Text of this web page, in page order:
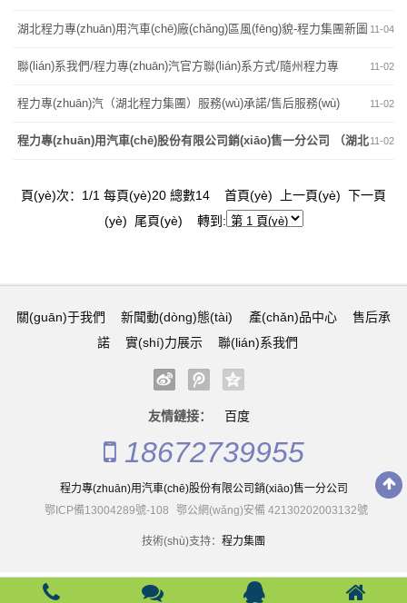
(chǎng)房設備 11-04
湖北程力專(zhuān)用汽車(chē)廠(chǎng)區風(fēng)貌-程力集團新圖
片 11-02
聯(lián)系我們/程力專(zhuān)汽官方聯(lián)系方式/隨州程力專
(zhuān)汽400客服電話(huà) - 程力專(zhuān)用汽車(chē)股份有限公司11-02
程力專(zhuān)汽（湖北程力集團）服務(wù)承諾/售后服務(wù)
11-02
程力專(zhuān)用汽車(chē)股份有限公司銷(xiāo)售一分公司 （湖北
頁(yè)次：1/1 每頁(yè)20 總數14 首頁(yè) 上一頁(yè) 下一頁
(yè) 尾頁(yè) 轉到:
關(guān)于我們 新聞動(dòng)態(tài) 產(chǎn)品中心
售后承
諾
實(shí)力展示 聯(lián)系我們
友情鏈接： 百度
18672739955
程力專(zhuān)用汽車(chē)股份有限公司銷(xiāo)售一分公司
鄂ICP備13004289號-108
鄂公網(wǎng)安備 42130202003132號
技術(shù)支持： 程力集團
另类专区亚洲欧美在线观看_国产看黄av在线_国产性av网站推